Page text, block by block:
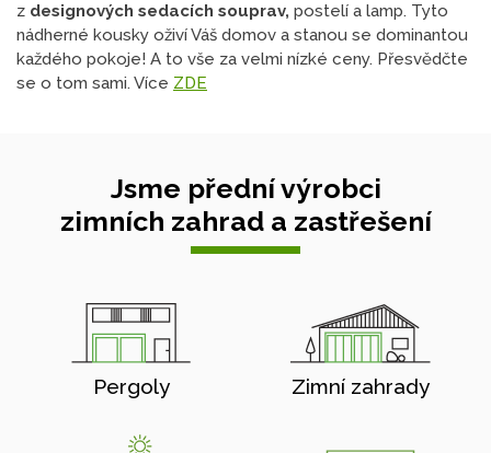
z designových sedacích souprav, postelí a lamp. Tyto
nádherné kousky oživí Váš domov a stanou se dominantou
každého pokoje! A to vše za velmi nízké ceny. Přesvědčte
se o tom sami. Více ZDE
Jsme přední výrobci
zimních zahrad a zastřešení
Pergoly Zimní zahrady